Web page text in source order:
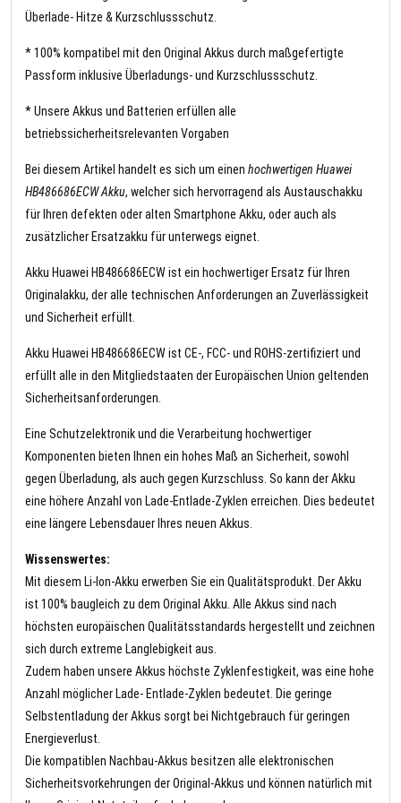
Überlade- Hitze & Kurzschlussschutz.
* 100% kompatibel mit den Original Akkus durch maßgefertigte
Passform inklusive Überladungs- und Kurzschlussschutz.
* Unsere Akkus und Batterien erfüllen alle
betriebssicherheitsrelevanten Vorgaben
Bei diesem Artikel handelt es sich um einen hochwertigen Huawei
HB486686ECW Akku, welcher sich hervorragend als Austauschakku
für Ihren defekten oder alten Smartphone Akku, oder auch als
zusätzlicher Ersatzakku für unterwegs eignet.
Akku Huawei HB486686ECW ist ein hochwertiger Ersatz für Ihren
Originalakku, der alle technischen Anforderungen an Zuverlässigkeit
und Sicherheit erfüllt.
Akku Huawei HB486686ECW ist CE-, FCC- und ROHS-zertifiziert und
erfüllt alle in den Mitgliedstaaten der Europäischen Union geltenden
Sicherheitsanforderungen.
Eine Schutzelektronik und die Verarbeitung hochwertiger
Komponenten bieten Ihnen ein hohes Maß an Sicherheit, sowohl
gegen Überladung, als auch gegen Kurzschluss. So kann der Akku
eine höhere Anzahl von Lade-Entlade-Zyklen erreichen. Dies bedeutet
eine längere Lebensdauer Ihres neuen Akkus.
Wissenswertes:
Mit diesem Li-Ion-Akku erwerben Sie ein Qualitätsprodukt. Der Akku
ist 100% baugleich zu dem Original Akku. Alle Akkus sind nach
höchsten europäischen Qualitätsstandards hergestellt und zeichnen
sich durch extreme Langlebigkeit aus.
Zudem haben unsere Akkus höchste Zyklenfestigkeit, was eine hohe
Anzahl möglicher Lade- Entlade-Zyklen bedeutet. Die geringe
Selbstentladung der Akkus sorgt bei Nichtgebrauch für geringen
Energieverlust.
Die kompatiblen Nachbau-Akkus besitzen alle elektronischen
Sicherheitsvorkehrungen der Original-Akkus und können natürlich mit